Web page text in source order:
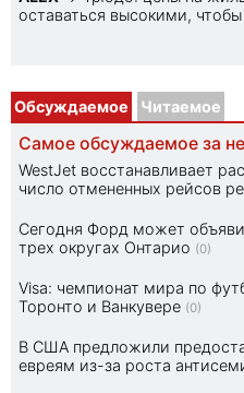
оставаться высокими,
Обсуждаемое Читаемое
Самое обсуждаемое за
WestJet восстанавливает
число отмененных рейсов
Сегодня Форд может
трех округах Онтарио (0)
Visa: чемпионат мира по
Торонто и Ванкувере (0)
В США предложили
евреям из-за роста